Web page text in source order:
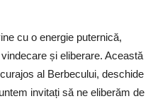
cu o energie puternică,
și eliberare. Această
al Berbecului, deschide
invitați să ne eliberăm de